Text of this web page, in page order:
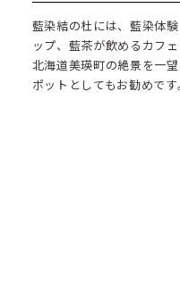
藍染結の杜には、藍染体
ップ、藍茶が飲めるカフェ
北海道美瑛町の絶景を一
ポットとしてもお勧めです。